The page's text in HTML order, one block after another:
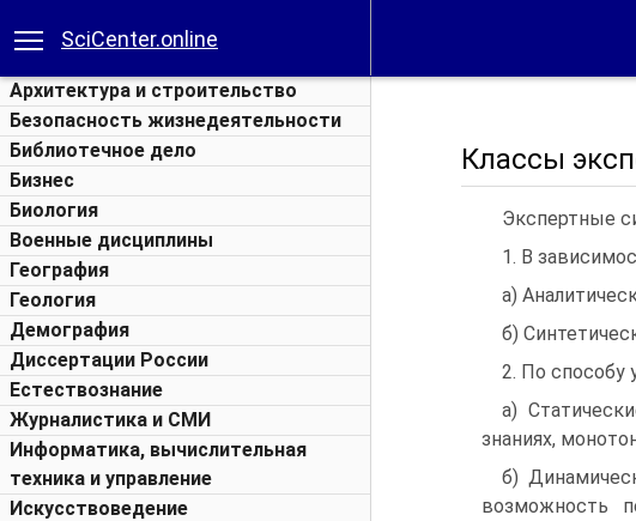
SciCenter.online
Архитектура и строительство
Безопасность жизнедеятельности
Библиотечное дело
Бизнес
Биология
Военные дисциплины
География
Геология
Демография
Диссертации России
Естествознание
Журналистика и СМИ
Информатика, вычислительная
техника и управление
Искусствоведение
Классы
Экспертные
1. В
а)
б)
2. По способу
а)
знаниях,
б)
возможность